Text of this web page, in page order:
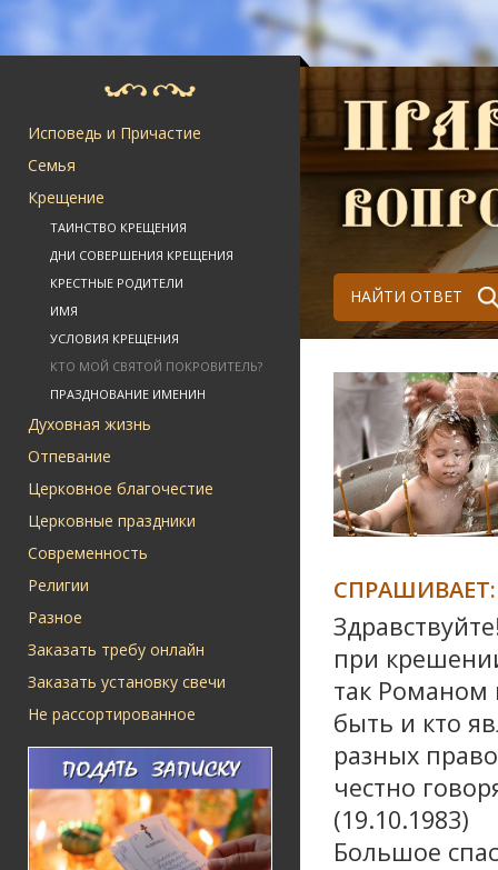
Исповедь и Причастие
Семья
Крещение
ТАИНСТВО КРЕЩЕНИЯ
ДНИ СОВЕРШЕНИЯ КРЕЩЕНИЯ
КРЕСТНЫЕ РОДИТЕЛИ
ИМЯ
УСЛОВИЯ КРЕЩЕНИЯ
КТО МОЙ СВЯТОЙ ПОКРОВИТЕЛЬ?
ПРАЗДНОВАНИЕ ИМЕНИН
Духовная жизнь
Отпевание
Церковное благочестие
Церковные праздники
Современность
Религии
Разное
Заказать требу онлайн
Заказать установку свечи
Не рассортированное
НАЙТИ ОТВЕТ
СПРАШИВАЕТ:
при
так Романом
быть и кто
разных
честно
(19.10.1983)
Большое